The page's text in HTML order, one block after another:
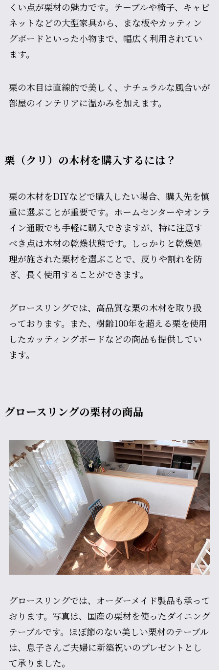
くい点が栗材の魅力です。テーブルや椅子、キャビ
ネットなどの大型家具から、まな板やカッティン
グボードといった小物まで、幅広く利用されてい
ます。
栗の木目は直線的で美しく、ナチュラルな風合いが
部屋のインテリアに温かみを加えます。
栗（クリ）の木材を購入するには？
栗の木材をDIYなどで購入したい場合、購入先を慎
重に選ぶことが重要です。ホームセンターやオンラ
イン通販でも手軽に購入できますが、特に注意す
べき点は木材の乾燥状態です。しっかりと乾燥処
理が施された栗材を選ぶことで、反りや割れを防
ぎ、長く使用することができます。
グロースリングでは、高品質な栗の木材を取り扱
っております。また、樹齢100年を超える栗を使用
したカッティングボードなどの商品も提供してい
ます。
グロースリングの栗材の商品
グロースリングでは、オーダーメイド製品も承って
おります。写真は、国産の栗材を使ったダイニング
テーブルです。ほぼ節のない美しい栗材のテーブル
は、息子さんご夫婦に新築祝いのプレゼントとし
て承りました。